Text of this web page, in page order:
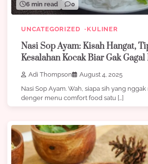
6 min read 0
UNCATEGORIZED KULINER
Nasi Sop Ayam: Kisah Hangat,
Kesalahan Kocak Biar Gak Gagal
Adi Thompson
August 4, 2025
Nasi Sop Ayam. Wah, siapa sih yang
denger menu comfort food satu […]